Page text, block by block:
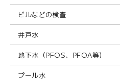
ビルなどの検査
井戸水
地下水（PFOS、PFOA等）
プール水